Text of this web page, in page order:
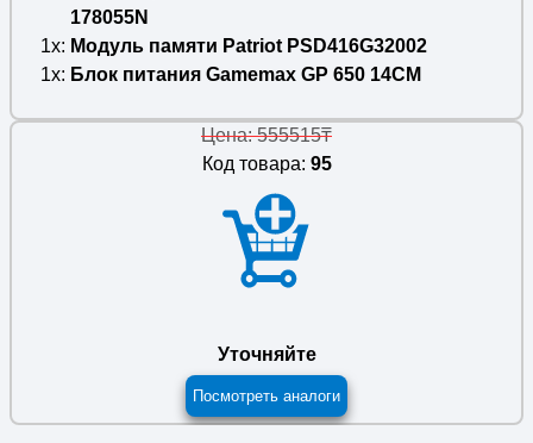
178055N
1x
Модуль памяти Patriot PSD416G32002
1x
Блок питания Gamemax GP 650 14CM
Цена: 555515₸
Код товара: 95
Уточняйте
Посмотреть аналоги